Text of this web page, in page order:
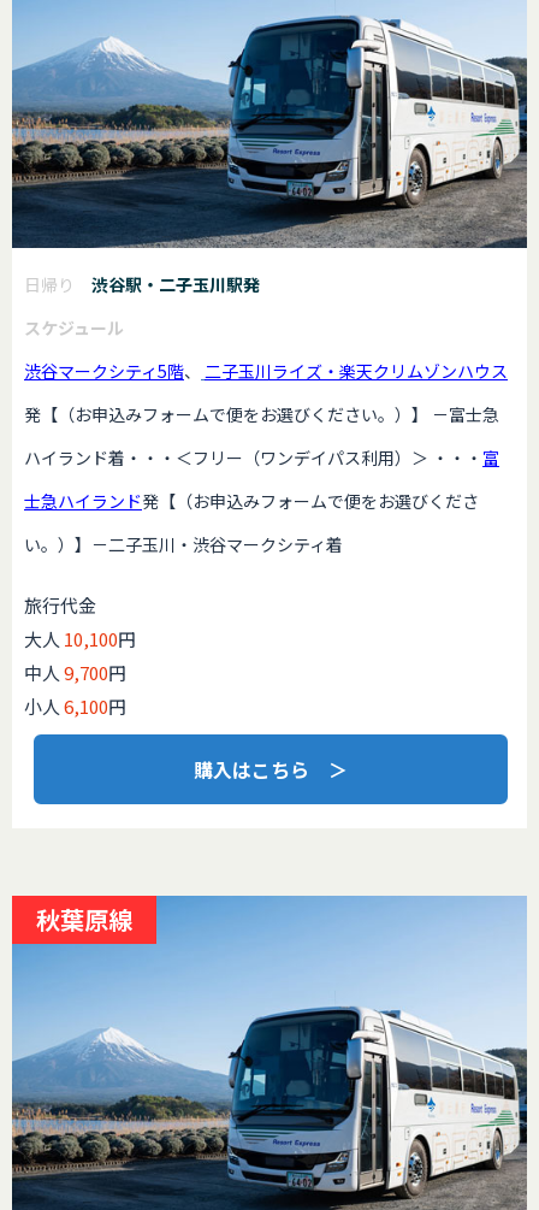
日帰り
渋谷駅・二子玉川駅発
スケジュール
渋谷マークシティ5階、 二子玉川ライズ・楽天クリムゾンハウス
発【（お申込みフォームで便をお選びください。）】 －富士急
ハイランド着・・・＜フリー（ワンデイパス利用）＞ ・・・ 富
士急ハイランド発【（お申込みフォームで便をお選びくださ
い。）】－二子玉川・渋谷マークシティ着
旅行代金
大人 10,100円
中人 9,700円
小人 6,100円
購入はこちら ＞
秋葉原線